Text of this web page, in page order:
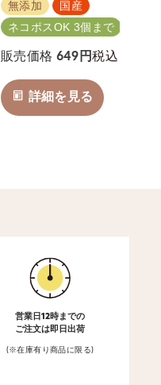
無添加
国産
ネコポスOK 3個まで
販売価格 649 税込
詳細を見る
営業日12時までの
ご注文は即日出荷
(※在庫有り商品に限る)